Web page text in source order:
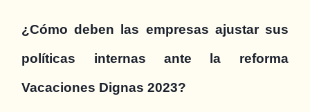
¿Cómo deben las empresas ajustar sus
políticas internas ante la reforma
Vacaciones Dignas 2023?